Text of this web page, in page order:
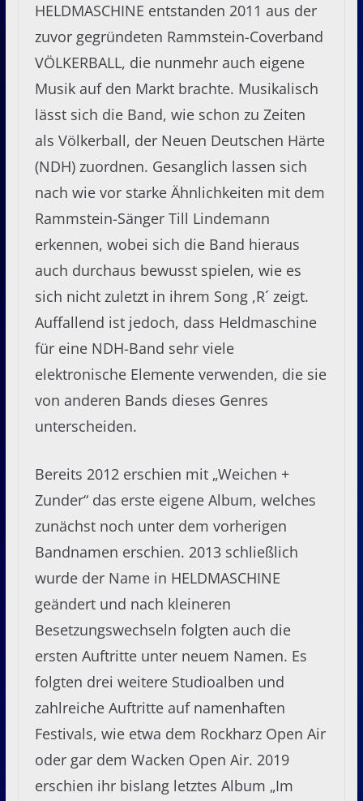
HELDMASCHINE entstanden 2011 aus der
zuvor gegründeten Rammstein-Coverband
VÖLKERBALL, die nunmehr auch eigene
Musik auf den Markt brachte. Musikalisch
lässt sich die Band, wie schon zu Zeiten
als Völkerball, der Neuen Deutschen Härte
(NDH) zuordnen. Gesanglich lassen sich
nach wie vor starke Ähnlichkeiten mit dem
Rammstein-Sänger Till Lindemann
erkennen, wobei sich die Band hieraus
auch durchaus bewusst spielen, wie es
sich nicht zuletzt in ihrem Song ,R´ zeigt.
Auffallend ist jedoch, dass Heldmaschine
für eine NDH-Band sehr viele
elektronische Elemente verwenden, die sie
von anderen Bands dieses Genres
unterscheiden.
Bereits 2012 erschien mit „Weichen +
Zunder“ das erste eigene Album, welches
zunächst noch unter dem vorherigen
Bandnamen erschien. 2013 schließlich
wurde der Name in HELDMASCHINE
geändert und nach kleineren
Besetzungswechseln folgten auch die
ersten Auftritte unter neuem Namen. Es
folgten drei weitere Studioalben und
zahlreiche Auftritte auf namenhaften
Festivals, wie etwa dem Rockharz Open Air
oder gar dem Wacken Open Air. 2019
erschien ihr bislang letztes Album „Im